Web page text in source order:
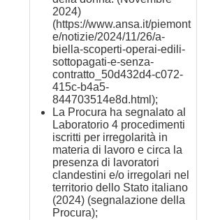
2024)
(https://www.ansa.it/piemont
e/notizie/2024/11/26/a-
biella-scoperti-operai-edili-
sottopagati-e-senza-
contratto_50d432d4-c072-
415c-b4a5-
844703514e8d.html );
La Procura ha segnalato al
Laboratorio 4 procedimenti
iscritti per irregolarità in
materia di lavoro e circa la
presenza di lavoratori
clandestini e/o irregolari nel
territorio dello Stato italiano
(2024) (segnalazione della
Procura);